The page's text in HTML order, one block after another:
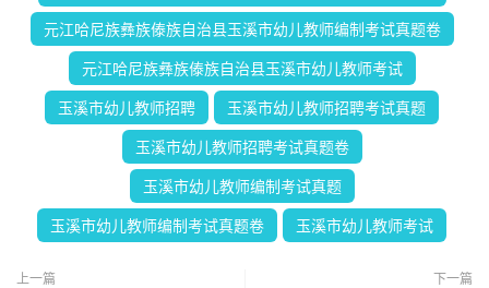
元江哈尼族彝族傣族自治县玉溪市幼儿教师编制考试真题卷
元江哈尼族彝族傣族自治县玉溪市幼儿教师考试
玉溪市幼儿教师招聘 玉溪市幼儿教师招聘考试真题
玉溪市幼儿教师招聘考试真题卷
玉溪市幼儿教师编制考试真题
玉溪市幼儿教师编制考试真题卷 玉溪市幼儿教师考试
上一篇 下一篇